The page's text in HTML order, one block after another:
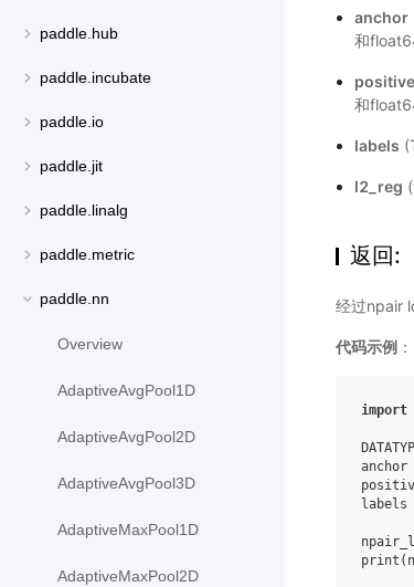
paddle.hub
paddle.incubate
paddle.io
paddle.jit
paddle.linalg
paddle.metric
paddle.nn
Overview
AdaptiveAvgPool1D
AdaptiveAvgPool2D
AdaptiveAvgPool3D
AdaptiveMaxPool1D
AdaptiveMaxPool2D
anchor
和
positive
和
labels
l2_reg
返回:
经过npair
代码示例 ：
import
anchor
labels
print (